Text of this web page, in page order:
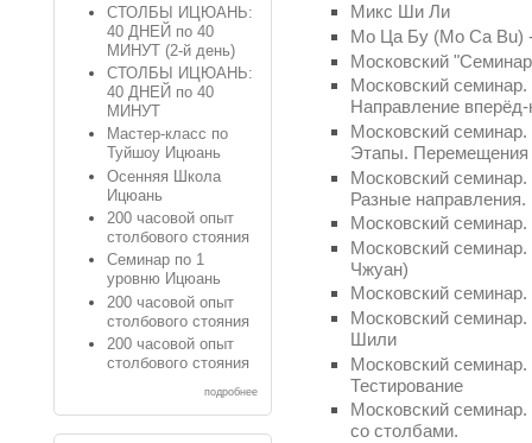
Микс Ши Ли
Мо Ца Бу (Mo Ca Bu)
Московский
Московский
Направление вперёд-
Московский
Этапы. Перемещения
Московский
Разные направления.
Московский
Московский
Чжуан)
Московский
Московский
Шили
Московский
Тестирование
Московский
со столбами.
СТОЛБЫ ИЦЮАНЬ:
40 ДНЕЙ по 40
МИНУТ (2-й день)
СТОЛБЫ ИЦЮАНЬ:
40 ДНЕЙ по 40
МИНУТ
Мастер-класс по
Туйшоу Ицюань
Осенняя Школа
Ицюань
200 часовой опыт
столбового стояния
Семинар по 1
уровню Ицюань
200 часовой опыт
столбового стояния
200 часовой опыт
столбового стояния
подробнее